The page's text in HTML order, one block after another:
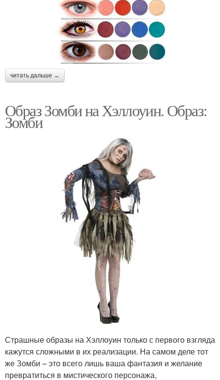
читать дальше →
Образ Зомби на Хэллоуин. Образ:
Зомби
Страшные образы на Хэллоуин только с первого взгляда
кажутся сложными в их реализации. На самом деле тот
же Зомби – это всего лишь ваша фантазия и желание
превратиться в мистического персонажа,